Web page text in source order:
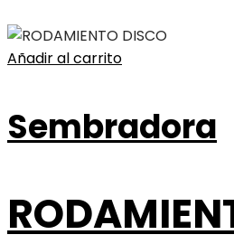
Añadir al carrito
Sembradora